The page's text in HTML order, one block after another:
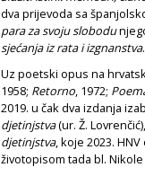
dva prijevoda sa
para za svoju slobodu
sjećanja iz rata i izgnanstva.
Uz poetski opus na
1958; Retorno, 1972;
2019. u čak dva izdanja
djetinjstva(ur. Ž.
djetinjstva, koje 2023.
životopisom tada bl. Nikole